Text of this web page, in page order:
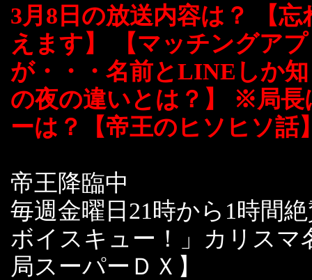
3月8日の放送内容は？ 【
えます】 【マッチングア
が・・・名前とLINEしか
の夜の違いとは？】 ※局長
ーは？【帝王のヒソヒソ話
帝王降臨中
毎週金曜日21時から1時間
ボイスキュー！」カリスマ
局スーパーＤＸ】